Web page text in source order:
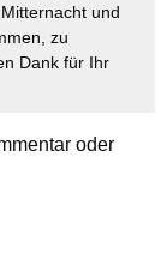
und
zu
Dank für Ihr
oder